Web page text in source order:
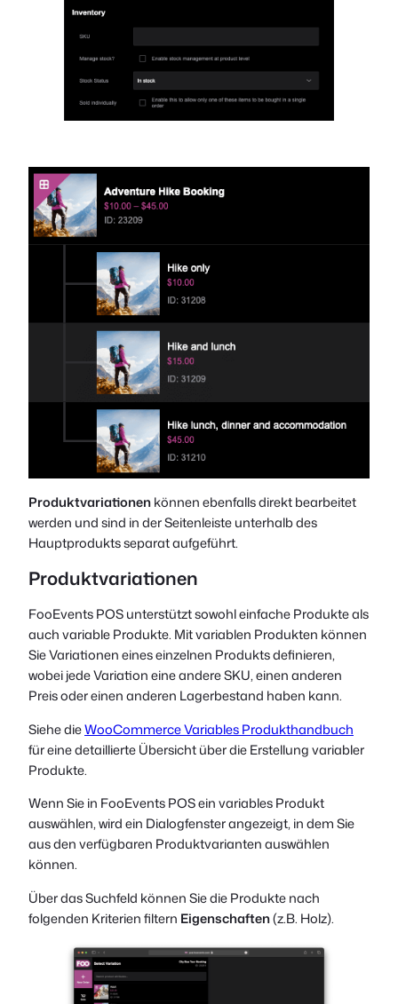
Produktvariationenkönnen ebenfalls direkt bearbeitet
werden und sind in der Seitenleiste unterhalb des
Hauptprodukts separat aufgeführt.
Produktvariationen
FooEvents POS unterstützt sowohl einfache Produkte als
auch variable Produkte. Mit variablen Produkten können
Sie Variationen eines einzelnen Produkts definieren,
wobei jede Variation eine andere SKU, einen anderen
Preis oder einen anderen Lagerbestand haben kann.
Siehe dieWooCommerce Variables Produkthandbuch
für eine detaillierte Übersicht über die Erstellung variabler
Produkte.
Wenn Sie in FooEvents POS ein variables Produkt
auswählen, wird ein Dialogfenster angezeigt, in dem Sie
aus den verfügbaren Produktvarianten auswählen
können.
Über das Suchfeld können Sie die Produkte nach
folgenden Kriterien filtern Eigenschaften(z.B. Holz).